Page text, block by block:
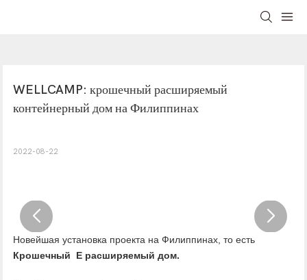
WELLCAMP: крошечный расширяемый
контейнерный дом на Филиппинах
2022-08-22
Новейшая установка проекта на Филиппинах, то есть
Крошечный
E расширяемый дом.